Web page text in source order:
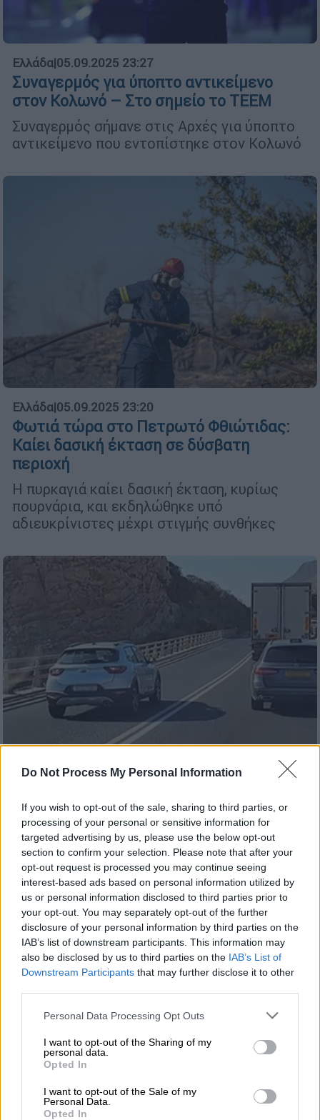
Do Not Process My Personal Information
If you wish to opt-out of the sale, sharing to third parties, or
processing of your personal or sensitive information for
targeted advertising by us, please use the below opt-out
section to confirm your selection. Please note that after your
opt-out request is processed you may continue seeing
interest-based ads based on personal information utilized by
us or personal information disclosed to third parties prior to
your opt-out. You may separately opt-out of the further
disclosure of your personal information by third parties on the
IAB’s list of downstream participants. This information may
also be disclosed by us to third parties on the IAB’s List of
Downstream Participants that may further disclose it to other
Please note that this website/app uses one or more Google
not limited to your visit or usage behaviour. You may click to
grant or deny consent to Google and its third-party tags to
use your data for below specified purposes in below Google
consent section.
Personal Data Processing Opt Outs
I want to opt-out of the Sharing of my
personal data.
Opted In
I want to opt-out of the Sale of my
Personal Data.
Opted In
Ελλάδα|05.09.2025 23:27
Συναγερμός για ύποπτο αντικείμενο
στον Κολωνό – Στο σημείο το ΤΕΕΜ
Συναγερμός σήμανε στις Αρχές για ύποπτο
αντικείμενο που εντοπίστηκε στον Κολωνό
Ελλάδα|05.09.2025 23:20
Φωτιά τώρα στο Πετρωτό Φθιώτιδας:
Καίει δασική έκταση σε δύσβατη
περιοχή
Η πυρκαγιά καίει δασική έκταση, κυρίως
πουρνάρια, και εκδηλώθηκε υπό
αδιευκρίνιστες μέχρι στιγμής συνθήκες
Αδιανόητο συμβάν στον ΒΟΑΚ: Οδηγός
επιχείρησε τριπλή προσπέραση - Το
βίντεο
Τριπλή προσπέραση επιχείρησε να κάνει
οδηγός στον Βόρειο Οδικό Άξονα Κρήτης
(ΒΟΑΚ), παραβιάζοντας τον Κώδικα Οδικής
Κυκλοφορίας